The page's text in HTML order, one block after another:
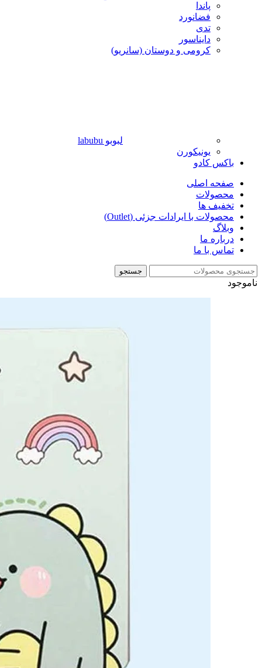
پاندا
فضانورد
تدی
دایناسور
کرومی و دوستان (سانریو)
لبوبو labubu
یونیکورن
باکس کادو
صفحه اصلی
محصولات
تخفیف ها
محصولات با ایرادات جزئی (Outlet)
وبلاگ
درباره ما
تماس با ما
جستجو
ناموجود